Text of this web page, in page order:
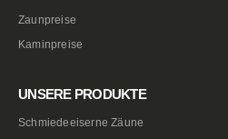
Zaunpreise
Kaminpreise
UNSERE PRODUKTE
Schmiedeeiserne Zäune